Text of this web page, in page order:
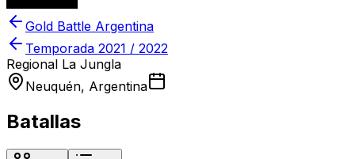
Gold Battle Argentina
Temporada 2021 / 2022
Regional La Jungla
Neuquén, Argentina
Batallas